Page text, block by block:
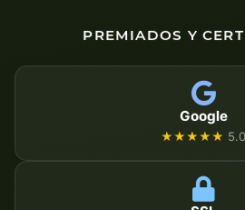
PREMIADOS Y
Google
★★★★★ 5.0